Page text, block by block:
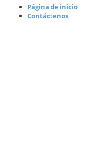
Página de inicio
Contáctenos